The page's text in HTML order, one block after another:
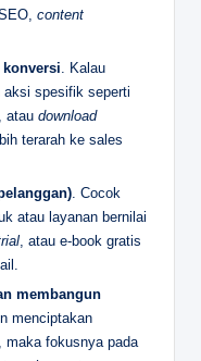
content
konversi . Kalau
aksi spesifik seperti
atau download
terarah ke sales
. Cocok
atau layanan bernilai
, atau e-book gratis
membangun
menciptakan
maka fokusnya pada